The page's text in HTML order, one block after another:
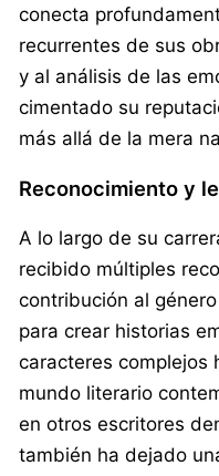
conecta
recurrentes de sus
y al análisis de las
cimentado su
más allá de la mera
Reconocimiento y
A lo largo de su
recibido múltiples
contribución al
para crear historias
caracteres complejos
mundo literario
en otros escritores
también ha dejado